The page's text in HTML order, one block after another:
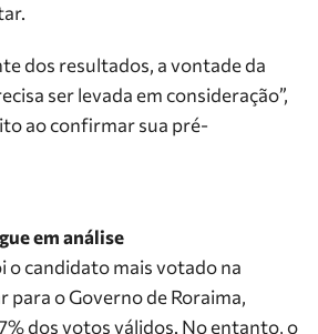
dos resultados, a vontade da
ser levada em consideração”,
ao confirmar sua pré-
em análise
candidato mais votado na
para o Governo de Roraima,
dos votos válidos. No entanto, o